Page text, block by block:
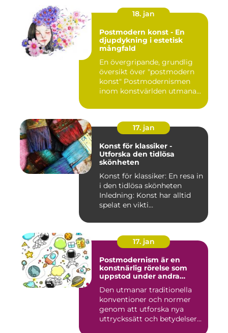
18. jan
Postmodern konst - En
djupdykning i estetisk
mångfald
En övergripande, grundlig
översikt över "postmodern
konst" Postmodernismen
inom konstvärlden utmana...
17. jan
Konst för klassiker -
Utforska den tidlösa
skönheten
Konst för klassiker: En resa in
i den tidlösa skönheten
Inledning: Konst har alltid
spelat en vikti...
17. jan
Postmodernism är en
konstnärlig rörelse som
uppstod under andra
fortsätter att påverka
samtida konstvärlden
Den utmanar traditionella
konventioner och normer
genom att utforska nya
uttryckssätt och betydelser...